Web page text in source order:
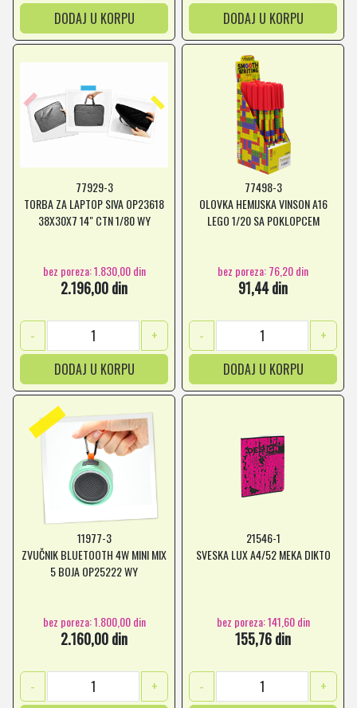
DODAJ U KORPU
DODAJ U KORPU
77929-3
TORBA ZA LAPTOP SIVA OP23618
38X30X7 14" CTN 1/80 WY
bez poreza: 1.830,00 din
2.196,00 din
-
+
DODAJ U KORPU
77498-3
OLOVKA HEMIJSKA VINSON A16
LEGO 1/20 SA POKLOPCEM
bez poreza: 76,20 din
91,44 din
-
+
DODAJ U KORPU
11977-3
ZVUČNIK BLUETOOTH 4W MINI MIX
5 BOJA OP25222 WY
bez poreza: 1.800,00 din
2.160,00 din
- +
21546-1
SVESKA LUX A4/52 MEKA DIKTO
bez poreza: 141,60 din
155,76 din
- +